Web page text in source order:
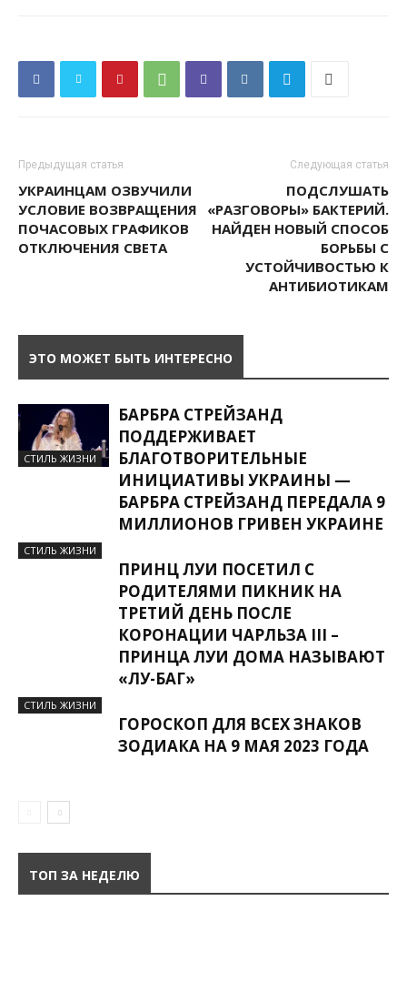
Предыдущая статья
УКРАИНЦАМ ОЗВУЧИЛИ
УСЛОВИЕ ВОЗВРАЩЕНИЯ
ПОЧАСОВЫХ ГРАФИКОВ
ОТКЛЮЧЕНИЯ СВЕТА
Следующая статья
ПОДСЛУШАТЬ
«РАЗГОВОРЫ» БАКТЕРИЙ.
НАЙДЕН НОВЫЙ СПОСОБ
БОРЬБЫ С
УСТОЙЧИВОСТЬЮ К
АНТИБИОТИКАМ
ЭТО МОЖЕТ БЫТЬ ИНТЕРЕСНО
СТИЛЬ ЖИЗНИ
БАРБРА СТРЕЙЗАНД
ПОДДЕРЖИВАЕТ
БЛАГОТВОРИТЕЛЬНЫЕ
ИНИЦИАТИВЫ УКРАИНЫ —
БАРБРА СТРЕЙЗАНД ПЕРЕДАЛА 9
МИЛЛИОНОВ ГРИВЕН УКРАИНЕ
СТИЛЬ ЖИЗНИ
ПРИНЦ ЛУИ ПОСЕТИЛ С
РОДИТЕЛЯМИ ПИКНИК НА
ТРЕТИЙ ДЕНЬ ПОСЛЕ
КОРОНАЦИИ ЧАРЛЬЗА ІІІ –
ПРИНЦА ЛУИ ДОМА НАЗЫВАЮТ
«ЛУ-БАГ»
СТИЛЬ ЖИЗНИ
ГОРОСКОП ДЛЯ ВСЕХ ЗНАКОВ
ЗОДИАКА НА 9 МАЯ 2023 ГОДА
ТОП ЗА НЕДЕЛЮ